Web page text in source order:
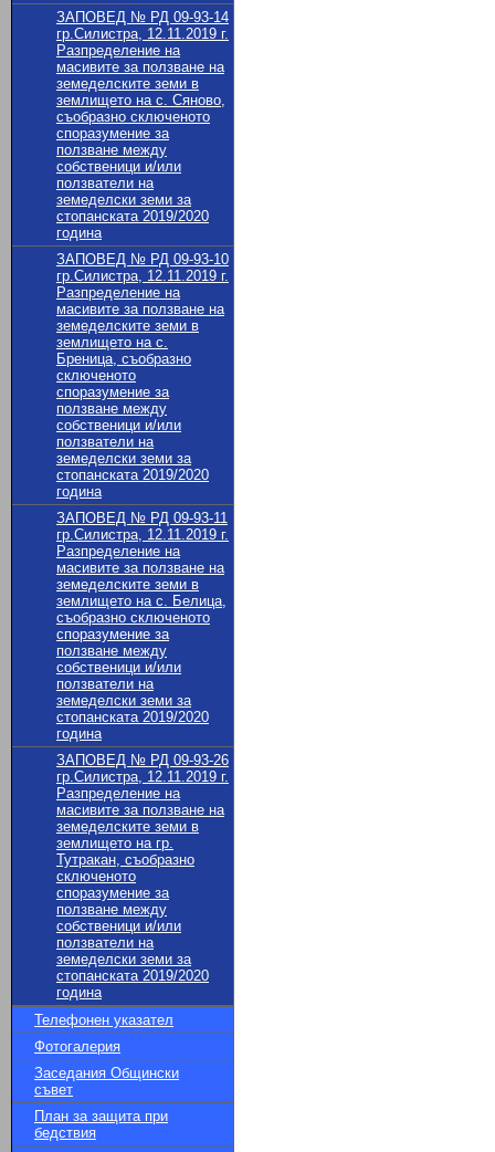
ЗАПОВЕД № РД 09-93-14
гр.Силистра, 12.11.2019 г.
Разпределение на
масивите за ползване на
земеделските земи в
землището на с. Сяново,
съобразно сключеното
споразумение за
ползване между
собственици и/или
ползватели на
земеделски земи за
стопанската 2019/2020
година
ЗАПОВЕД № РД 09-93-10
гр.Силистра, 12.11.2019 г.
Разпределение на
масивите за ползване на
земеделските земи в
землището на с.
Бреница, съобразно
сключеното
споразумение за
ползване между
собственици и/или
ползватели на
земеделски земи за
стопанската 2019/2020
година
ЗАПОВЕД № РД 09-93-11
гр.Силистра, 12.11.2019 г.
Разпределение на
масивите за ползване на
земеделските земи в
землището на с. Белица,
съобразно сключеното
споразумение за
ползване между
собственици и/или
ползватели на
земеделски земи за
стопанската 2019/2020
година
ЗАПОВЕД № РД 09-93-26
гр.Силистра, 12.11.2019 г.
Разпределение на
масивите за ползване на
земеделските земи в
землището на гр.
Тутракан, съобразно
сключеното
споразумение за
ползване между
собственици и/или
ползватели на
земеделски земи за
стопанската 2019/2020
година
Телефонен указател
Фотогалерия
Заседания Общински
съвет
План за защита при
бедствия